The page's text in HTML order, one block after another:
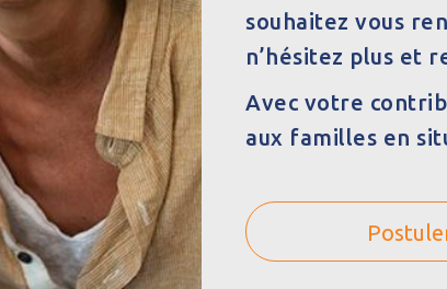
souhaitez vous
n’hésitez plus et
Avec votre
aux familles en